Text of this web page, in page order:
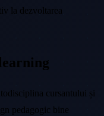
la dezvoltarea
cursantului și
pedagogic bine